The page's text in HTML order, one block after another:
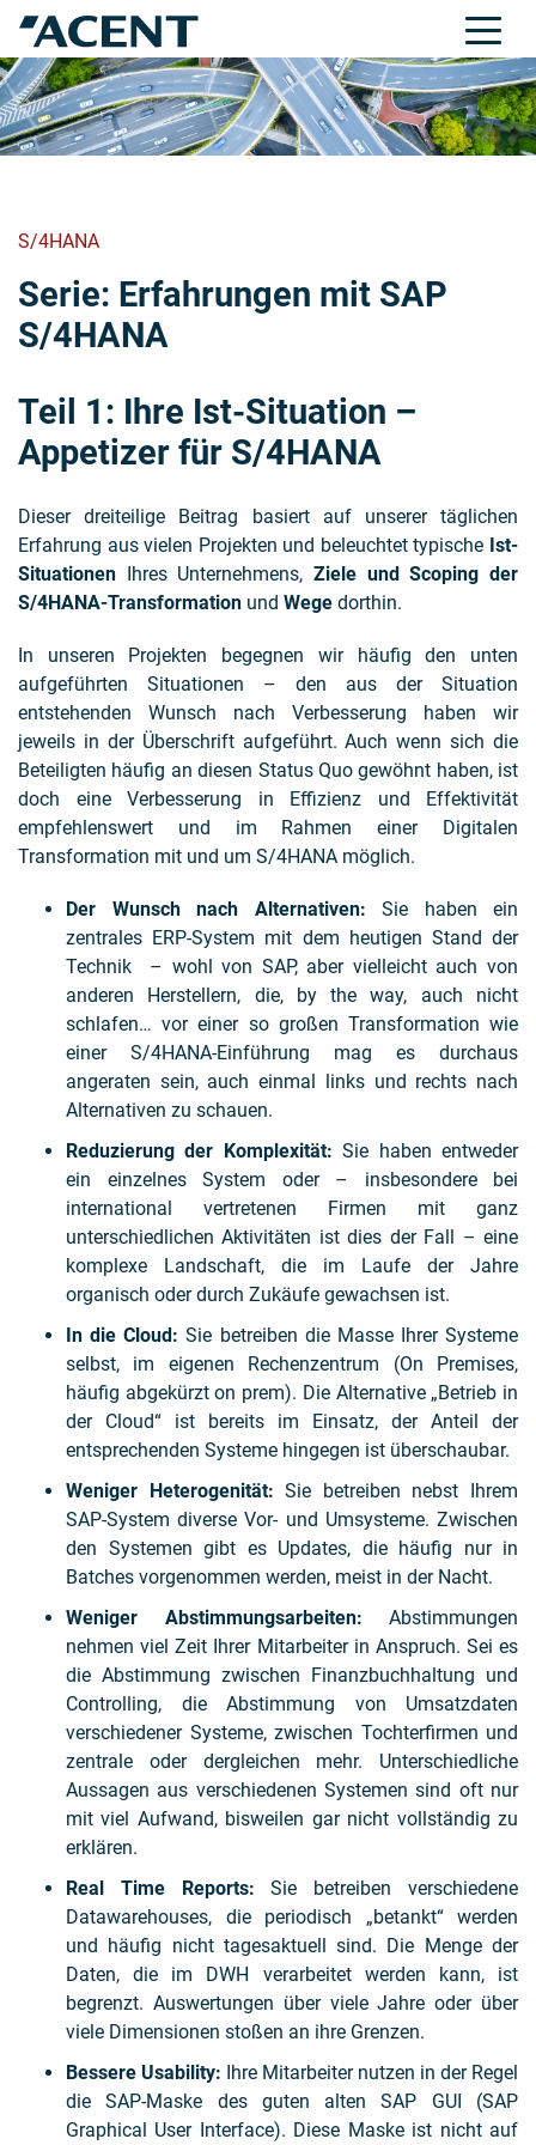
S/4HANA
Serie: Erfahrungen mit SAP
S/4HANA
Teil 1: Ihre Ist-Situation –
Appetizer für S/4HANA
Dieser dreiteilige Beitrag basiert auf unserer täglichen
Erfahrung aus vielen Projekten und beleuchtet typische Ist-
Situationen
Ihres Unternehmens,Ziele und Scoping der
S/4HANA-Transformation und Wege dorthin.
In unseren Projekten begegnen wir häufig den unten
aufgeführten Situationen – den aus der Situation
entstehenden Wunsch nach Verbesserung haben wir
jeweils in der Überschrift aufgeführt. Auch wenn sich die
Beteiligten häufig an diesen Status Quo gewöhnt haben, ist
doch eine Verbesserung in Effizienz und Effektivität
empfehlenswert und im Rahmen einer Digitalen
Transformation mit und um S/4HANA möglich.
Der Wunsch nach Alternativen: Sie haben ein
zentrales ERP-System mit dem heutigen Stand der
Technik
– wohl von SAP, aber vielleicht auch von
anderen Herstellern, die, by the way, auch nicht
schlafen… vor einer so großen Transformation wie
einer S/4HANA-Einführung mag es durchaus
angeraten sein, auch einmal links und rechts nach
Alternativen zu schauen.
Reduzierung der Komplexität:Sie haben entweder
ein einzelnes System oder – insbesondere bei
international vertretenen Firmen mit ganz
unterschiedlichen Aktivitäten ist dies der Fall – eine
komplexe Landschaft, die im Laufe der Jahre
organisch oder durch Zukäufe gewachsen ist.
In die Cloud:Sie betreiben die Masse Ihrer Systeme
selbst, im eigenen Rechenzentrum (On Premises,
häufig abgekürzt on prem). Die Alternative „Betrieb in
der Cloud“ ist bereits im Einsatz, der Anteil der
entsprechenden Systeme hingegen ist überschaubar.
Weniger Heterogenität:Sie betreiben nebst Ihrem
SAP-System diverse Vor- und Umsysteme. Zwischen
den Systemen gibt es Updates, die häufig nur in
Batches vorgenommen werden, meist in der Nacht.
Weniger Abstimmungsarbeiten: Abstimmungen
nehmen viel Zeit Ihrer Mitarbeiter in Anspruch. Sei es
die Abstimmung zwischen Finanzbuchhaltung und
Controlling, die Abstimmung von Umsatzdaten
verschiedener Systeme, zwischen Tochterfirmen und
zentrale oder dergleichen mehr. Unterschiedliche
Aussagen aus verschiedenen Systemen sind oft nur
mit viel Aufwand, bisweilen gar nicht vollständig zu
erklären.
Real Time Reports:Sie betreiben verschiedene
Datawarehouses, die periodisch „betankt“ werden
und häufig nicht tagesaktuell sind. Die Menge der
Daten, die im DWH verarbeitet werden kann, ist
begrenzt. Auswertungen über viele Jahre oder über
viele Dimensionen stoßen an ihre Grenzen.
Bessere Usability: Ihre Mitarbeiter nutzen in der Regel
die SAP-Maske des guten alten SAP GUI (SAP
Graphical User Interface). Diese Maske ist nicht auf